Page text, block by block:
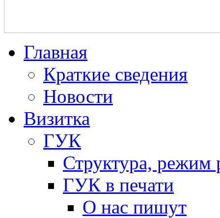
Главная
Краткие сведения
Новости
Визитка
ГУК
Структура, режим
ГУК в печати
О нас пишут